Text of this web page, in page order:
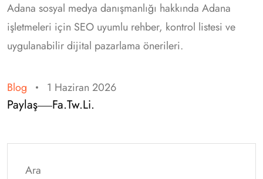
Adana sosyal medya danışmanlığı hakkında Adana
işletmeleri için SEO uyumlu rehber, kontrol listesi ve
uygulanabilir dijital pazarlama önerileri.
Blog 1 Haziran 2026
Paylaş Fa.Tw.Li.
Ara